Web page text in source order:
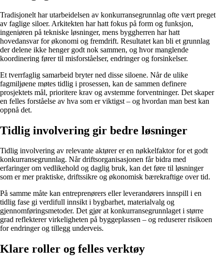
Tradisjonelt har utarbeidelsen av konkurransegrunnlag ofte vært preget
av faglige siloer. Arkitekten har hatt fokus på form og funksjon,
ingeniøren på tekniske løsninger, mens byggherren har hatt
hovedansvar for økonomi og fremdrift. Resultatet kan bli et grunnlag
der delene ikke henger godt nok sammen, og hvor manglende
koordinering fører til misforståelser, endringer og forsinkelser.
Et tverrfaglig samarbeid bryter ned disse siloene. Når de ulike
fagmiljøene møtes tidlig i prosessen, kan de sammen definere
prosjektets mål, prioritere krav og avstemme forventninger. Det skaper
en felles forståelse av hva som er viktigst – og hvordan man best kan
oppnå det.
Tidlig involvering gir bedre løsninger
Tidlig involvering av relevante aktører er en nøkkelfaktor for et godt
konkurransegrunnlag. Når driftsorganisasjonen får bidra med
erfaringer om vedlikehold og daglig bruk, kan det føre til løsninger
som er mer praktiske, driftssikre og økonomisk bærekraftige over tid.
På samme måte kan entreprenørers eller leverandørers innspill i en
tidlig fase gi verdifull innsikt i bygbarhet, materialvalg og
gjennomføringsmetoder. Det gjør at konkurransegrunnlaget i større
grad reflekterer virkeligheten på byggeplassen – og reduserer risikoen
for endringer og tillegg underveis.
Klare roller og felles verktøy